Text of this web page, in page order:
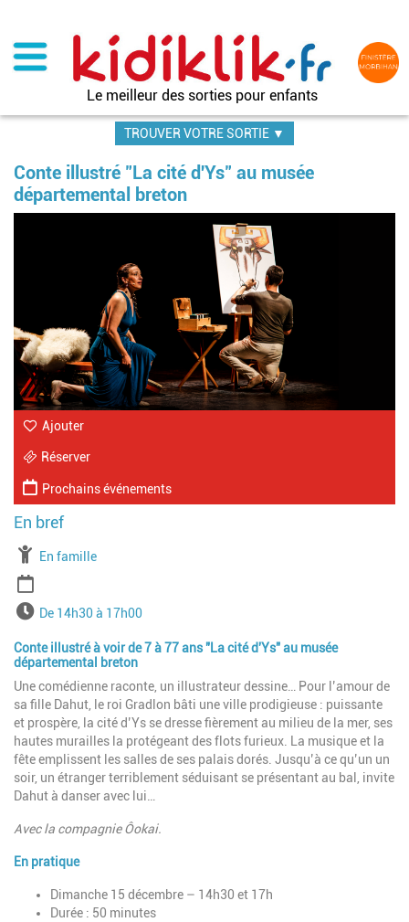
contenu
principal
Le meilleur des sorties pour enfants
TROUVER VOTRE SORTIE ▼
Conte illustré "La cité d'Ys" au musée
départemental breton
Ajouter
Réserver
Prochains événements
À partir de
En famille
HorairesDe 14h30 à 17h00
Conte illustré à voir de 7 à 77 ans "La cité d'Ys" au musée
départemental breton
Une comédienne raconte, un illustrateur dessine… Pour l’amour de
sa fille Dahut, le roi Gradlon bâti une ville prodigieuse : puissante
et prospère, la cité d’Ys se dresse fièrement au milieu de la mer, ses
hautes murailles la protégeant des flots furieux. La musique et la
fête emplissent les salles de ses palais dorés. Jusqu’à ce qu’un un
soir, un étranger terriblement séduisant se présentant au bal, invite
Dahut à danser avec lui…
Avec la compagnie Ôokai.
En pratique
Dimanche 15 décembre – 14h30 et 17h
Durée : 50 minutes